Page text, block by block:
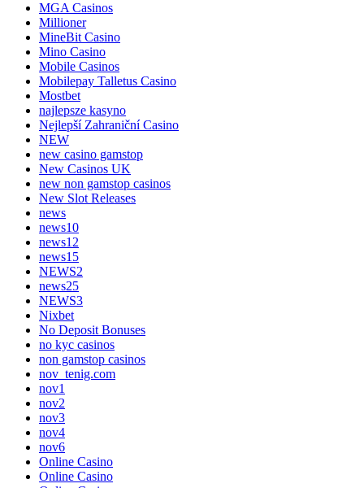
MGA Casinos
Millioner
MineBit Casino
Mino Casino
Mobile Casinos
Mobilepay Talletus Casino
Mostbet
najlepsze kasyno
Nejlepší Zahraniční Casino
NEW
new casino gamstop
New Casinos UK
new non gamstop casinos
New Slot Releases
news
news10
news12
news15
NEWS2
news25
NEWS3
Nixbet
No Deposit Bonuses
no kyc casinos
non gamstop casinos
nov_tenig.com
nov1
nov2
nov3
nov4
nov6
Online Casino
Online Casino